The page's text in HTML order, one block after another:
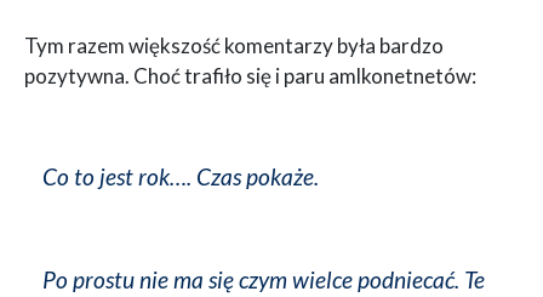
Tym razem większość komentarzy była bardzo
pozytywna. Choć trafiło się i paru amlkonetnetów:
Co to jest rok…. Czas pokaże.
Po prostu nie ma się czym wielce podniecać. Te